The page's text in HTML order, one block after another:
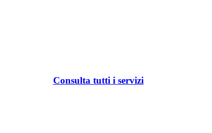
Consulta tutti i servizi